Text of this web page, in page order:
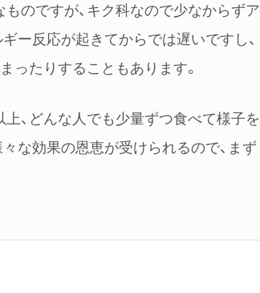
のですが、キク科なので少なからずア
ー反応が起きてからでは遅いですし、
ったりすることもあります。
、どんな人でも少量ずつ食べて様子を
な効果の恩恵が受けられるので、まず